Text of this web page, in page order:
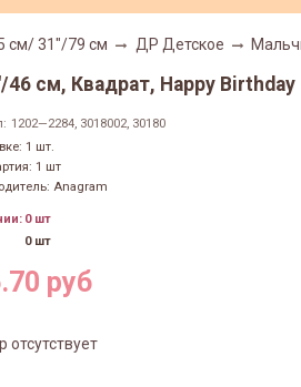
см/ 31"/79 см ДР Детское
46 см, Квадрат, Happy
1202—2284, 3018002, 30180
1 шт.
1 шт
Anagram
0 шт
0 шт
руб
отсутствует